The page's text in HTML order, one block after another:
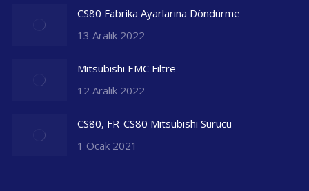
CS80 Fabrika Ayarlarına Döndürme
13 Aralık 2022
Mitsubishi EMC Filtre
12 Aralık 2022
CS80, FR-CS80 Mitsubishi Sürücü
1 Ocak 2021